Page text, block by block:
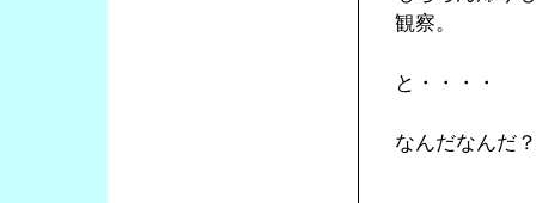
観察。
と・・・・
なんだなんだ